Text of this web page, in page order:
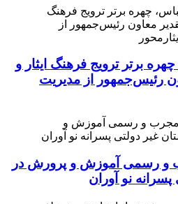
برتر ترویج فرهنگ ایثار و
رئیس‌جمهور از مدیریت
و رسمی آموزش و پرورش در
نو آوران